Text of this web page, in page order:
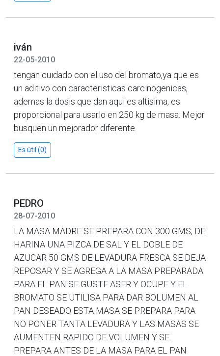
iván
22-05-2010
tengan cuidado con el uso del bromato,ya que es
un aditivo con caracteristicas carcinogenicas,
ademas la dosis que dan aqui es altisima, es
proporcional para usarlo en 250 kg de masa. Mejor
busquen un mejorador diferente.
Es útil (0)
PEDRO
28-07-2010
LA MASA MADRE SE PREPARA CON 300 GMS, DE
HARINA UNA PIZCA DE SAL Y EL DOBLE DE
AZUCAR 50 GMS DE LEVADURA FRESCA SE DEJA
REPOSAR Y SE AGREGA A LA MASA PREPARADA
PARA EL PAN SE GUSTE ASER Y OCUPE Y EL
BROMATO SE UTILISA PARA DAR BOLUMEN AL
PAN DESEADO ESTA MASA SE PREPARA PARA
NO PONER TANTA LEVADURA Y LAS MASAS SE
AUMENTEN RAPIDO DE VOLUMEN Y SE
PREPARA ANTES DE LA MASA PARA EL PAN